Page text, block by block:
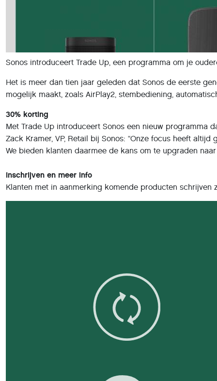
Sonos introduceert Trade Up, een programma om je
Het is meer dan tien jaar geleden dat Sonos de eerste
mogelijk maakt, zoals AirPlay2, stembediening,
30% korting
Met Trade Up introduceert Sonos een nieuw programma
Zack Kramer, VP, Retail bij Sonos: “Onze focus heeft
We bieden klanten daarmee de kans om te upgraden
Inschrijven en meer info
Klanten met in aanmerking komende producten